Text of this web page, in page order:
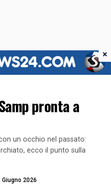
pronta a
un occhio nel passato:
ecco il punto sulla
Giugno 2026
×